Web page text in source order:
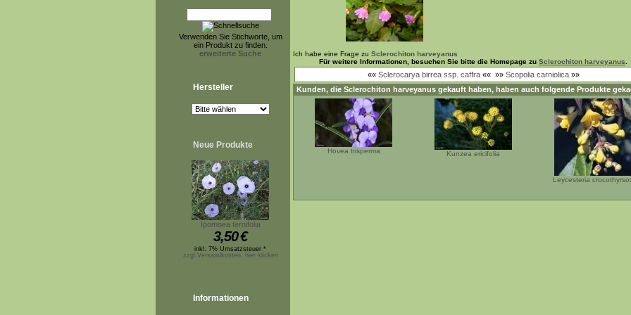
Verwenden Sie Stichworte, um
ein Produkt zu finden.
erweiterte Suche
Hersteller
Neue Produkte
Ipomoea ternifolia
3,50€
inkl. 7% Umsatzsteuer *
zzgl.Versandkosten, hier klicken
Informationen
Ich habe eine Frage zu Sclerochiton harveyanus
Für weitere Informationen, besuchen Sie bitte die Homepage zu Sclerochiton harveyanus
«« Sclerocarya birrea ssp. caffra«« »» Scopolia carniolica»»
Kunden, die Sclerochiton harveyanus gekauft haben, haben auch folgende Produkte
Hovea trisperma Kunzea ericifolia
Leycesteria